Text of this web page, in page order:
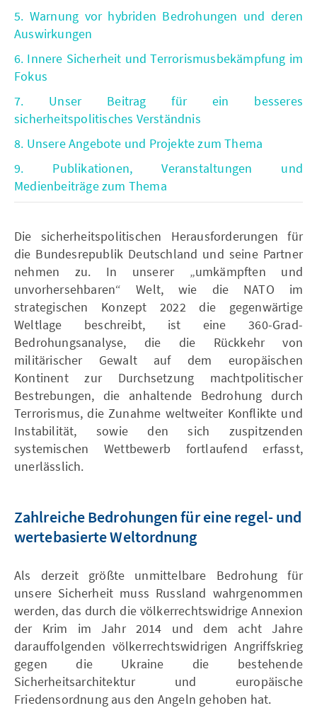
5. Warnung vor hybriden Bedrohungen und deren
Auswirkungen
6. Innere Sicherheit und Terrorismusbekämpfung im
Fokus
7. Unser Beitrag für ein besseres
sicherheitspolitisches Verständnis
8. Unsere Angebote und Projekte zum Thema
9. Publikationen, Veranstaltungen und
Medienbeiträge zum Thema
Die sicherheitspolitischen Herausforderungen für
die Bundesrepublik Deutschland und seine Partner
nehmen zu. In unserer „umkämpften und
unvorhersehbaren“ Welt, wie die NATO im
strategischen Konzept 2022 die gegenwärtige
Weltlage beschreibt, ist eine 360-Grad-
Bedrohungsanalyse, die die Rückkehr von
militärischer Gewalt auf dem europäischen
Kontinent zur Durchsetzung machtpolitischer
Bestrebungen, die anhaltende Bedrohung durch
Terrorismus, die Zunahme weltweiter Konflikte und
Instabilität, sowie den sich zuspitzenden
systemischen Wettbewerb fortlaufend erfasst,
unerlässlich.
Zahlreiche Bedrohungen für eine regel- und
wertebasierte Weltordnung
Als derzeit größte unmittelbare Bedrohung für
unsere Sicherheit muss Russland wahrgenommen
werden, das durch die völkerrechtswidrige Annexion
der Krim im Jahr 2014 und dem acht Jahre
darauffolgenden völkerrechtswidrigen Angriffskrieg
gegen die Ukraine die bestehende
Sicherheitsarchitektur und europäische
Friedensordnung aus den Angeln gehoben hat.